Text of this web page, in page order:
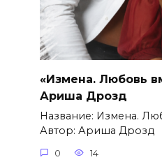
«Измена. Любовь
Ариша Дрозд
Название: Измена.
Автор: Ариша Дрозд
0 14